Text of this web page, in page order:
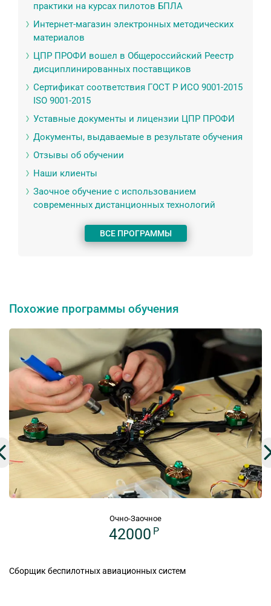
практики на курсах пилотов БПЛА
Интернет-магазин электронных методических
материалов
ЦПР ПРОФИ вошел в Общероссийский Реестр
дисциплинированных поставщиков
Сертификат соответствия ГОСТ Р ИСО 9001-2015
ISO 9001-2015
Уставные документы и лицензии ЦПР ПРОФИ
Документы, выдаваемые в результате обучения
Отзывы об обучении
Наши клиенты
Заочное обучение с использованием
современных дистанционных технологий
ВСЕ ПРОГРАММЫ
Похожие программы обучения
Очно-Заочное
42000 P
Сборщик беспилотных авиационных систем